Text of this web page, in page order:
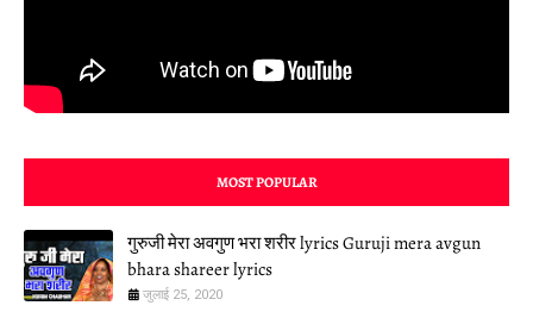
MOST POPULAR
गुरुजी मेरा अवगुण भरा शरीर lyrics Guruji mera avgun
bhara shareer lyrics
जुलाई 25, 2020